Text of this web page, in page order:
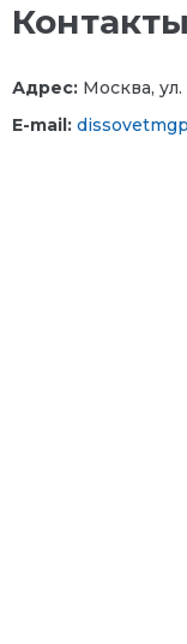
Контакты
Адрес: Москва, ул.
E-mail: